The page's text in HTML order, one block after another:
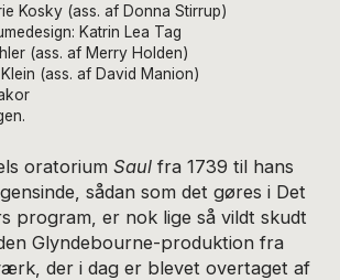
Kosky (ass. af Donna Stirrup)
Katrin Lea Tag
(ass. af Merry Holden)
(ass. af David Manion)
oratoriumSaul fra 1739 til hans
sådan som det gøres i Det
program, er nok lige så vildt skudt
Glyndebourne-produktion fra
der i dag er blevet overtaget af